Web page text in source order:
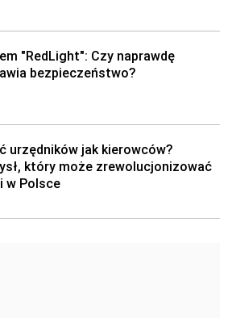
"RedLight": Czy naprawdę
bezpieczeństwo?
urzędników jak kierowców?
który może zrewolucjonizować
w Polsce